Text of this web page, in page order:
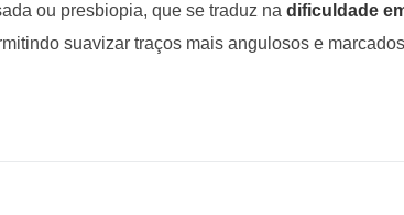
ou presbiopia, que se traduz na dificuldade
suavizar traços mais angulosos e